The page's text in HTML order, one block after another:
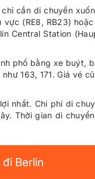
cần di chuyển
(RE8, RB23)
Central Station
phố bằng xe buýt,
163, 171. Giá vé
nhất. Chi phí di
Thời gian di
Berlin